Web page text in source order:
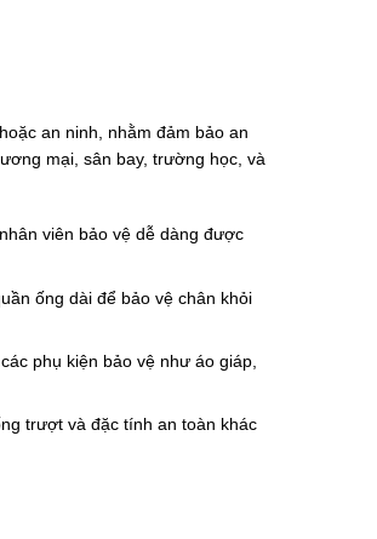
an ninh, nhằm đảm bảo an
mại, sân bay, trường học, và
viên bảo vệ dễ dàng được
ống dài để bảo vệ chân khỏi
phụ kiện bảo vệ như áo giáp,
trượt và đặc tính an toàn khác